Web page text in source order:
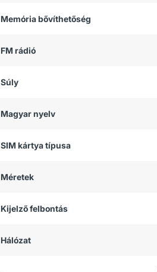
Memória bővíthetőség
FM rádió
Súly
Magyar nyelv
SIM kártya típusa
Méretek
Kijelző felbontás
Hálózat